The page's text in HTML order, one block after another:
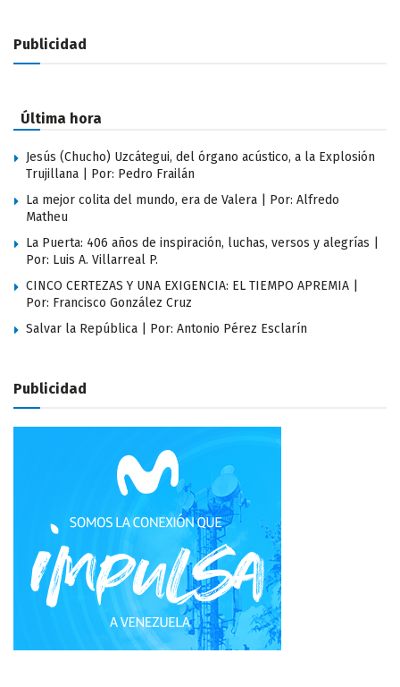
Publicidad
Última hora
Jesús (Chucho) Uzcátegui, del órgano acústico, a la Explosión
Trujillana | Por: Pedro Frailán
La mejor colita del mundo, era de Valera | Por: Alfredo
Matheu
La Puerta: 406 años de inspiración, luchas, versos y alegrías |
Por: Luis A. Villarreal P.
CINCO CERTEZAS Y UNA EXIGENCIA: EL TIEMPO APREMIA |
Por: Francisco González Cruz
Salvar la República | Por: Antonio Pérez Esclarín
Publicidad